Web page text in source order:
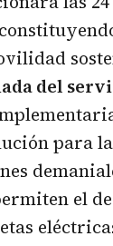
del
para
el